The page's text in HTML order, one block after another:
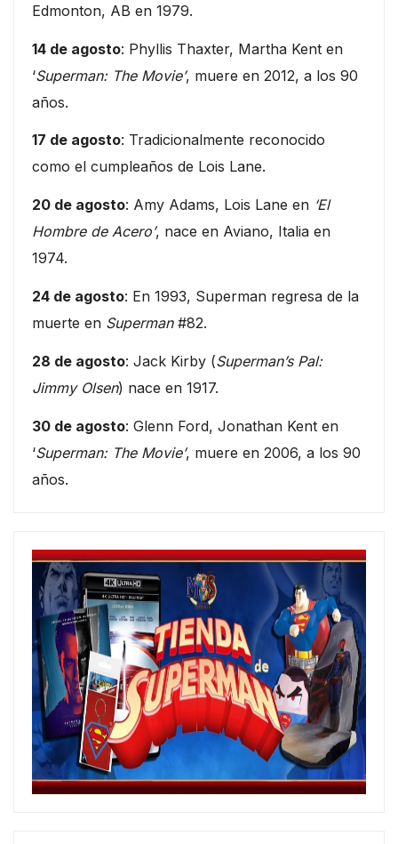
Edmonton, AB en 1979.
14 de agosto: Phyllis Thaxter, Martha Kent en
‘Superman: The Movie’, muere en 2012, a los 90
años.
17 de agosto: Tradicionalmente reconocido
como el cumpleaños de Lois Lane.
20 de agosto: Amy Adams, Lois Lane en ‘El
Hombre de Acero’, nace en Aviano, Italia en
1974.
24 de agosto: En 1993, Superman regresa de la
muerte en Superman#82.
28 de agosto: Jack Kirby (Superman’s Pal:
Jimmy Olsen) nace en 1917.
30 de agosto: Glenn Ford, Jonathan Kent en
‘Superman: The Movie’, muere en 2006, a los 90
años.